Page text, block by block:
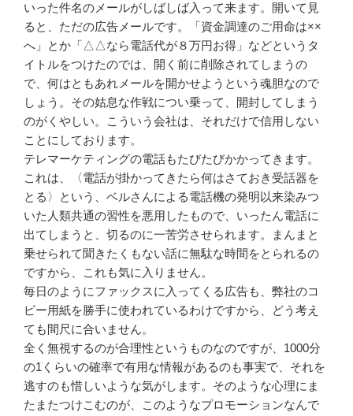
o
k
r
いった件名のメールがしばしば入って来ます。開いて見
ると、ただの広告メールです。「資金調達のご用命は××
へ」とか「△△なら電話代が８万円お得」などというタ
イトルをつけたのでは、開く前に削除されてしまうの
で、何はともあれメールを開かせようという魂胆なので
しょう。その姑息な作戦につい乗って、開封してしまう
のがくやしい。こういう会社は、それだけで信用しない
ことにしております。
テレマーケティングの電話もたびたびかかってきます。
これは、〈電話が掛かってきたら何はさておき受話器を
とる〉という、ベルさんによる電話機の発明以来染みつ
いた人類共通の習性を悪用したもので、いったん電話に
出てしまうと、切るのに一苦労させられます。まんまと
乗せられて聞きたくもない話に無駄な時間をとられるの
ですから、これも気に入りません。
毎日のようにファックスに入ってくる広告も、弊社のコ
ピー用紙を勝手に使われているわけですから、どう考え
ても間尺に合いません。
全く無視するのが合理性というものなのですが、1000分
の1くらいの確率で有用な情報があるのも事実で、それを
逃すのも惜しいような気がします。そのような心理にま
たまたつけこむのが、このようなプロモーションなんで